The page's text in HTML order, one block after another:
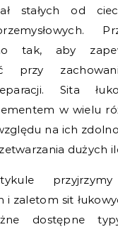
stałych od
tak, aby
przy
Sita
w wielu
na ich
dużych
i zaletom sit
dostępne